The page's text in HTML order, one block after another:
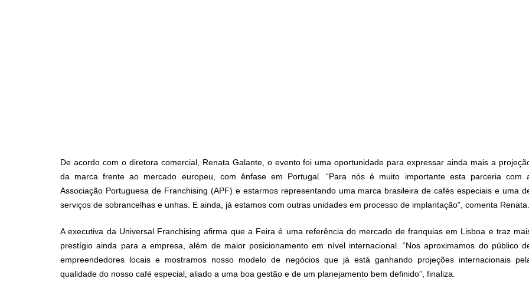
De acordo com o diretora comercial, Renata Galante, o evento foi uma oportunidade para expressar ainda mais a
da marca frente ao mercado europeu, com ênfase em Portugal. “Para nós é muito importante esta parceria com
Associação Portuguesa de Franchising (APF) e estarmos representando uma marca brasileira de cafés especiais e uma
serviços de sobrancelhas e unhas. E ainda, já estamos com outras unidades em processo de implantação”, comenta Renata.
A executiva da Universal Franchising afirma que a Feira é uma referência do mercado de franquias em Lisboa e traz
prestígio ainda para a empresa, além de maior posicionamento em nível internacional. “Nos aproximamos do público
empreendedores locais e mostramos nosso modelo de negócios que já está ganhando projeções internacionais
qualidade do nosso café especial, aliado a uma boa gestão e de um planejamento bem definido”, finaliza.